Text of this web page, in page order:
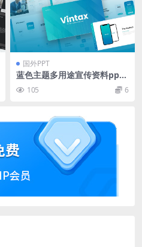
国外PPT
蓝色主题多用途宣传资料ppt
模板105 6